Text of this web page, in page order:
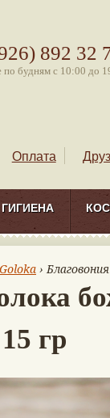
892 32
по будням с 10:00 до
Оплата
ГИГИЕНА
›
гр